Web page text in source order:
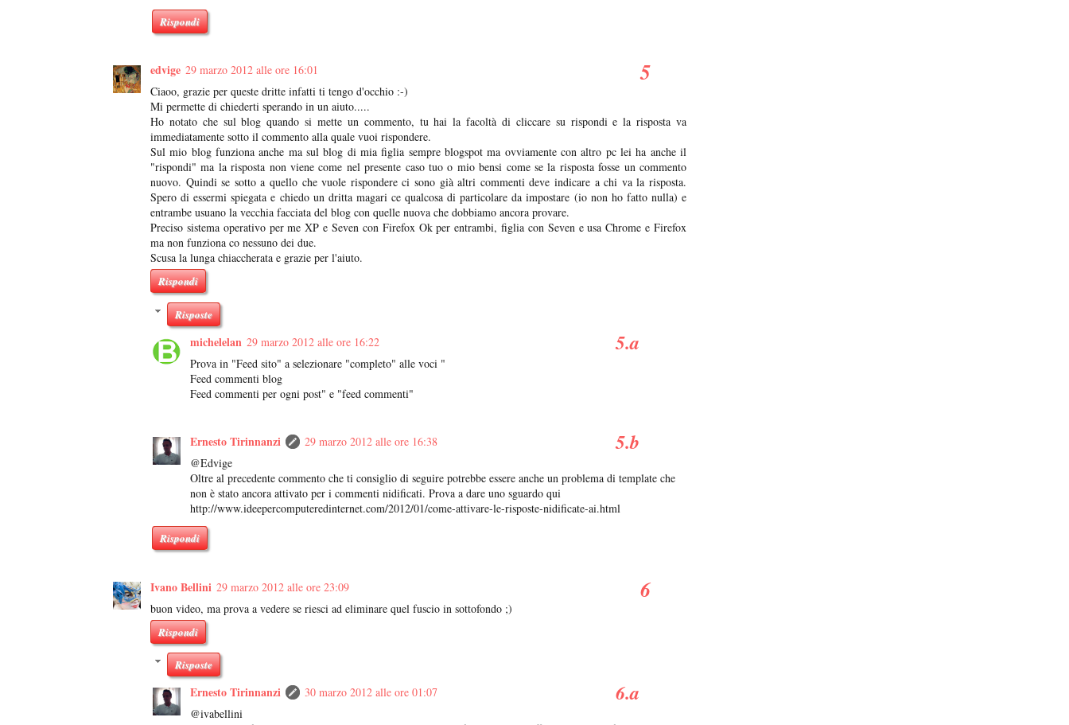
Rispondi
edvige 29 marzo 2012 alle ore 16:01
Ciaoo, grazie per queste dritte infatti ti tengo d'occhio :-)
Mi permette di chiederti sperando in un aiuto.....
Ho notato che sul blog quando si mette un commento, tu hai la facoltà di cliccare su rispondi e la risposta va
immediatamente sotto il commento alla quale vuoi rispondere.
Sul mio blog funziona anche ma sul blog di mia figlia sempre blogspot ma ovviamente con altro pc lei ha anche il
"rispondi" ma la risposta non viene come nel presente caso tuo o mio bensi come se la risposta fosse un commento
nuovo. Quindi se sotto a quello che vuole rispondere ci sono già altri commenti deve indicare a chi va la risposta.
Spero di essermi spiegata e chiedo un dritta magari ce qualcosa di particolare da impostare (io non ho fatto nulla) e
entrambe usuano la vecchia facciata del blog con quelle nuova che dobbiamo ancora provare.
Preciso sistema operativo per me XP e Seven con Firefox Ok per entrambi, figlia con Seven e usa Chrome e Firefox
ma non funziona co nessuno dei due.
Scusa la lunga chiaccherata e grazie per l'aiuto.
Rispondi
Risposte
michelelan 29 marzo 2012 alle ore 16:22
Prova in "Feed sito" a selezionare "completo" alle voci "
Feed commenti blog
Feed commenti per ogni post" e "feed commenti"
Ernesto Tirinnanzi
29 marzo 2012 alle ore 16:38
@Edvige
Oltre al precedente commento che ti consiglio di seguire potrebbe essere anche un problema di template che
non è stato ancora attivato per i commenti nidificati. Prova a dare uno sguardo qui
http://www.ideepercomputeredinternet.com/2012/01/come-attivare-le-risposte-nidificate-ai.html
Rispondi
Ivano Bellini 29 marzo 2012 alle ore 23:09
buon video, ma prova a vedere se riesci ad eliminare quel fuscio in sottofondo ;)
Rispondi
Risposte
Ernesto Tirinnanzi
30 marzo 2012 alle ore 01:07
@ivabellini